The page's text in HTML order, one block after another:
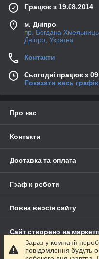
Працює з 19.08.2014
м. Дніпро
пр. Богдана
Дніпро, Україна
Контакти
Сьогодні працює з
Показати весь
Про нас
Контакти
Доставка та оплата
Графік роботи
Повна версія сайту
Сайт створено на
Політика
Зараз у компанії
повідомлення будуть